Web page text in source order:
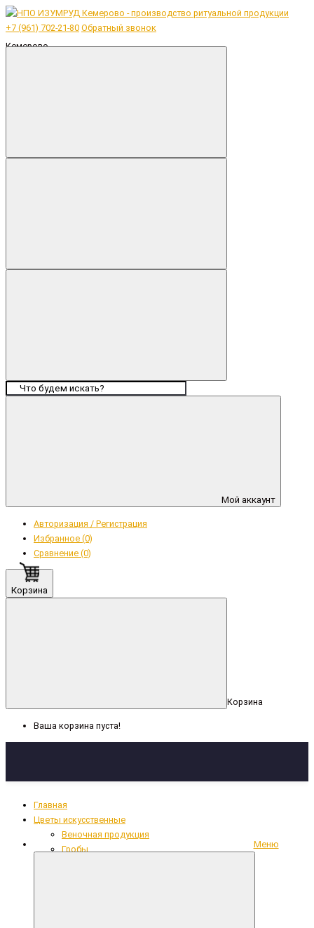
+7 (961) 702-21-80 Обратный звонок
Мой аккаунт
Авторизация / Регистрация
Избранное (0)
Сравнение (0)
Корзина
Корзина
Ваша корзина пуста!
Меню
Главная
Цветы искусственные
Веночная продукция
Гробы